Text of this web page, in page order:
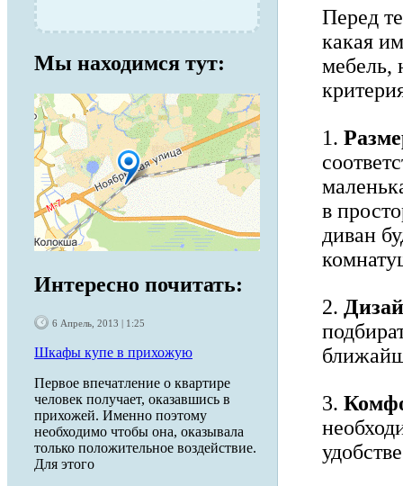
Перед
какая
мебель,
1.
в
диван
2.
3.
Мы находимся тут:
Интересно почитать:
6 Апрель, 2013 | 1:25
Шкафы купе в прихожую
Первое впечатление о квартире
человек получает, оказавшись в
прихожей. Именно поэтому
необходимо чтобы она, оказывала
только положительное воздействие.
Для этого